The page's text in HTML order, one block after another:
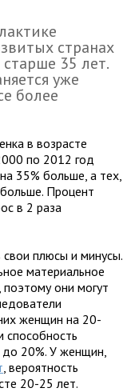
странах
35 лет.
уже
более
в возрасте
по 2012 год
35% больше, а тех,
Процент
в 2 раза
плюсы и минусы.
материальное
они могут
женщин на 20-
способность
до 20%. У женщин,
, вероятность
20-25 лет.